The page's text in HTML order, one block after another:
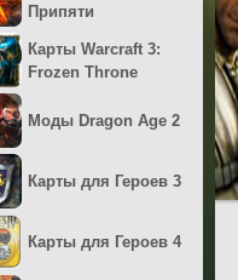
Припяти
Карты Warcraft 3:
Frozen Throne
Моды Dragon Age 2
Карты для Героев 3
Карты для Героев 4